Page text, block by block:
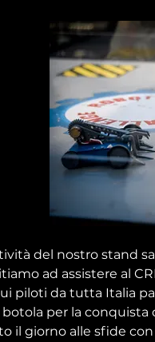
del nostro stand
ad assistere al
piloti da tutta Italia
per la conquista
il giorno alle sfide